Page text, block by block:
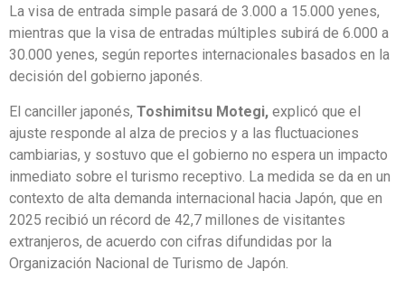
La visa de entrada simple pasará de 3.000 a 15.000 yenes,
mientras que la visa de entradas múltiples subirá de 6.000 a
30.000 yenes, según reportes internacionales basados en la
decisión del gobierno japonés.
El canciller japonés, Toshimitsu Motegi, explicó que el
ajuste responde al alza de precios y a las fluctuaciones
cambiarias, y sostuvo que el gobierno no espera un impacto
inmediato sobre el turismo receptivo. La medida se da en un
contexto de alta demanda internacional hacia Japón, que en
2025 recibió un récord de 42,7 millones de visitantes
extranjeros, de acuerdo con cifras difundidas por la
Organización Nacional de Turismo de Japón.